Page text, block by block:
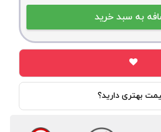
بهتری دارید؟